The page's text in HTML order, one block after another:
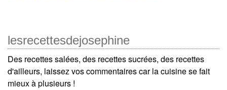
lesrecettesdejosephine
Des recettes salées, des recettes sucrées, des recettes
d'ailleurs, laissez vos commentaires car la cuisine se fait
mieux à plusieurs !